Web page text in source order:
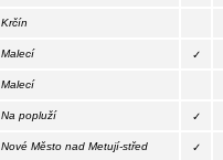
Krčín
Malecí ✓
Malecí
Na popluží ✓
Nové Město nad Metují-střed ✓